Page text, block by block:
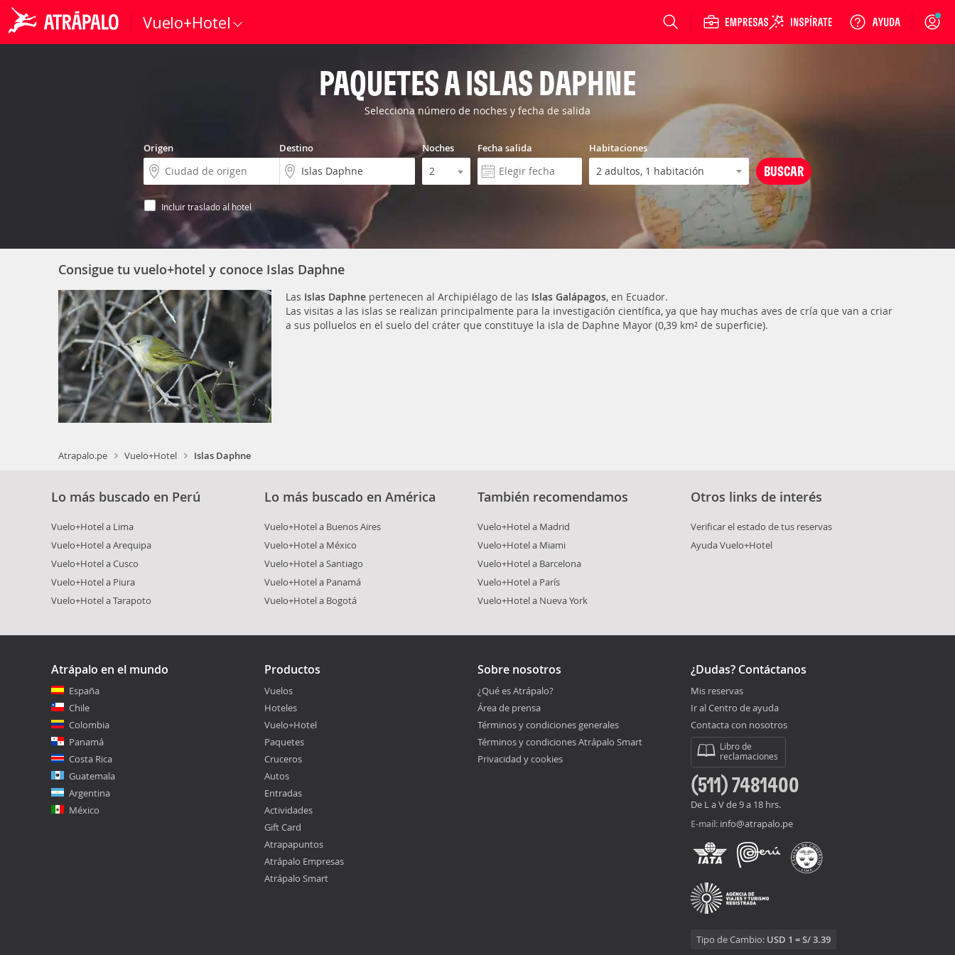
Vuelo+Hotel Login
PAQUETES A ISLAS DAPHNE
Selecciona número de noches y fecha de salida
Origen Destino Noches Fecha salida Habitaciones
Incluir traslado al hotel
Consigue tu vuelo+hotel y conoce Islas Daphne
Las Islas Daphne pertenecen al Archipiélago de las Islas Galápagos, en Ecuador.
Las visitas a las islas se realizan principalmente para la investigación científica, ya que hay muchas aves de cría que van a criar
a sus polluelos en el suelo del cráter que constituye la isla de Daphne Mayor (0,39 km² de superficie).
Atrapalo.pe Vuelo+Hotel Islas Daphne
Lo más buscado en Perú
Vuelo+Hotel a Lima
Vuelo+Hotel a Arequipa
Vuelo+Hotel a Cusco
Vuelo+Hotel a Piura
Vuelo+Hotel a Tarapoto
Lo más buscado en América
Vuelo+Hotel a Buenos Aires
Vuelo+Hotel a México
Vuelo+Hotel a Santiago
Vuelo+Hotel a Panamá
Vuelo+Hotel a Bogotá
También recomendamos
Vuelo+Hotel a Madrid
Vuelo+Hotel a Miami
Vuelo+Hotel a Barcelona
Vuelo+Hotel a París
Vuelo+Hotel a Nueva York
Otros links de interés
Verificar el estado de tus reservas
Ayuda Vuelo+Hotel
Atrápalo en el mundo
España
Chile
Colombia
Panamá
Costa Rica
Guatemala
Argentina
México
Productos
Vuelos
Hoteles
Vuelo+Hotel
Paquetes
Cruceros
Autos
Entradas
Actividades
Gift Card
Atrapapuntos
Atrápalo Empresas
Atrápalo Smart
Sobre nosotros
¿Qué es Atrápalo?
Área de prensa
Términos y condiciones generales
Términos y condiciones Atrápalo Smart
Privacidad y cookies
¿Dudas? Contáctanos
Mis reservas
Ir al Centro de ayuda
Contacta con nosotros
Libro de
reclamaciones
(511) 7481400
De L a V de 9 a 18 hrs.
E-mail: info@atrapalo.pe
Tipo de Cambio: USD 1 = S/ 3.39